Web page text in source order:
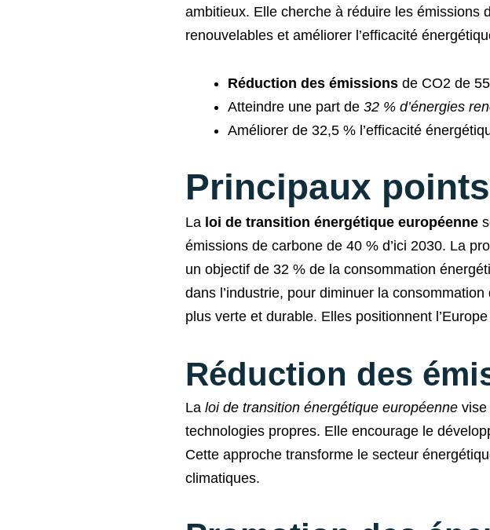
ambitieux. Elle cherche à réduire les émissions
renouvelables et améliorer l’efficacité
Réduction des émissions de CO2 de
Atteindre une part de 32 % d’énergies
Améliorer de 32,5 % l’efficacité
Principaux
La loi de transition énergétique européenne
émissions de carbone de 40 % d’ici 2030. La
un objectif de 32 % de la consommation
dans l’industrie, pour diminuer la
plus verte et durable. Elles positionnent
Réduction des
La loi de transition énergétique européenne vise
technologies propres. Elle encourage le
Cette approche transforme le secteur
climatiques.